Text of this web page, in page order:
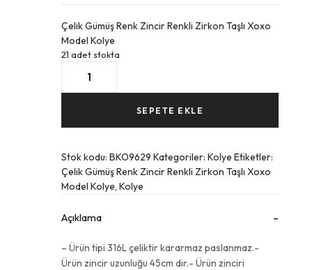
Çelik Gümüş Renk Zincir Renkli Zirkon Taşlı Xoxo
Model Kolye
21 adet stokta
Gümüş
Renk
Renkli
Taşlı
Xoxo
Model
adet
SEPETE EKLE
Stok kodu: BKO9629 Kategoriler: Kolye Etiketler:
Çelik Gümüş Renk Zincir Renkli Zirkon Taşlı Xoxo
Model Kolye, Kolye
Açıklama
– Ürün tipi 316L çeliktir kararmaz paslanmaz.-
Ürün zincir uzunluğu 45cm dir.- Ürün zinciri